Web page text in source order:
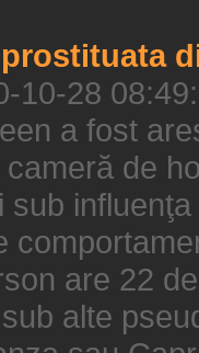
10-28
a fost
de
sub
are 22
alte